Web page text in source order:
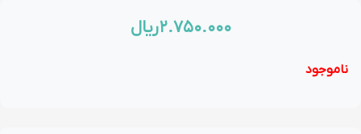
۲.۷۵۰.۰۰۰ریال